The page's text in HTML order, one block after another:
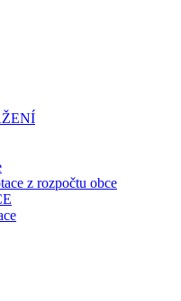
z rozpočtu obce